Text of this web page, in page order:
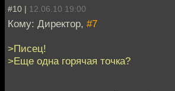
#10 | 12.06.10 19:00
Кому: Директор, #7
>Писец!
>Еще одна горячая точка?